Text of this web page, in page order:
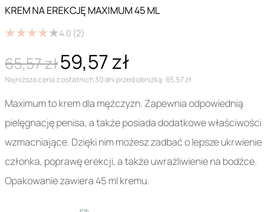
KREM NA EREKCJĘ MAXIMUM 45 ML
★★★★★
★★★★★4.0 (2)
65,57 zł59,57 zł
Najniższa cena z ostatnich 30 dni przed obniżką: 65,57 zł
Maximum to krem dla mężczyzn. Zapewnia odpowiednią
pielęgnację penisa, a także posiada dodatkowe właściwości
wzmacniające. Dzięki nim możesz zadbać o lepsze ukrwienie
członka, poprawę erekcji, a także uwrażliwienie na bodźce.
Opakowanie zawiera 45 ml kremu.